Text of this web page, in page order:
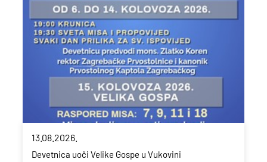
13.08.2026.
Devetnica uoči Velike Gospe u Vukovini